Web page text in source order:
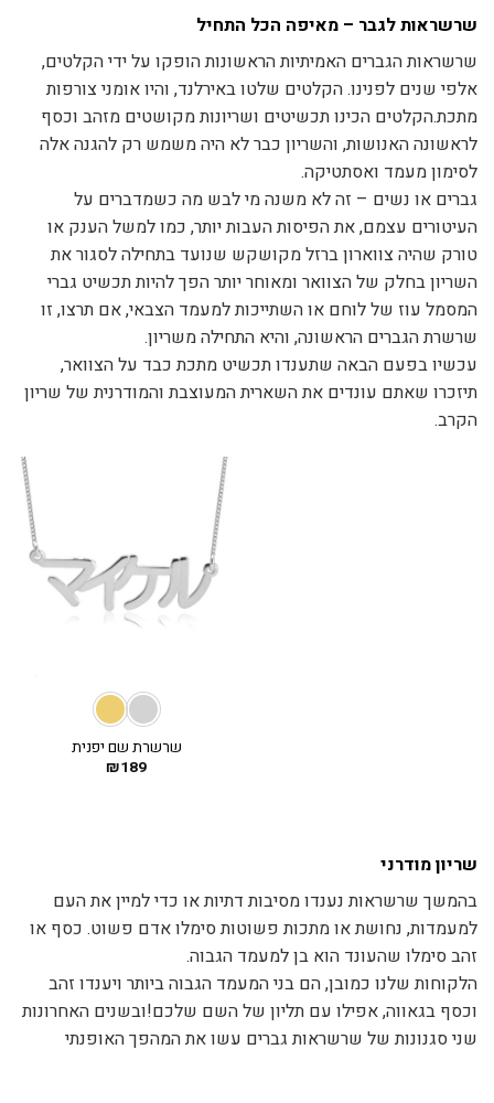
שרשראות לגבר – מאיפה הכל התחיל
שרשראות הגברים האמיתיות הראשונות הופקו על ידי הקלטים,
אלפי שנים לפנינו. הקלטים שלטו באירלנד, והיו אומני צורפות
מתכת.הקלטים הכינו תכשיטים ושריונות מקושטים מזהב וכסף
לראשונה האנושות, והשריון כבר לא היה משמש רק להגנה אלה
לסימון מעמד ואסתטיקה.
גברים או נשים – זה לא משנה מי לבש מה כשמדברים על
העיטורים עצמם, את הפיסות העבות יותר, כמו למשל הענק או
טורק שהיה צווארון ברזל מקושקש שנועד בתחילה לסגור את
השריון בחלק של הצוואר ומאוחר יותר הפך להיות תכשיט גברי
המסמל עוז של לוחם או השתייכות למעמד הצבאי, אם תרצו, זו
שרשרת הגברים הראשונה, והיא התחילה משריון.
עכשיו בפעם הבאה שתענדו תכשיט מתכת כבד על הצוואר,
תיזכרו שאתם עונדים את השארית המעוצבת והמודרנית של שריון
הקרב.
שרשרת שם יפנית
₪189
שריון מודרני
בהמשך שרשראות נענדו מסיבות דתיות או כדי למיין את העם
למעמדות, נחושת או מתכות פשוטות סימלו אדם פשוט. כסף או
זהב סימלו שהעונד הוא בן למעמד הגבוה.
הלקוחות שלנו כמובן, הם בני המעמד הגבוה ביותר ויענדו זהב
וכסף בגאווה, אפילו עם תליון של השם שלכם!ובשנים האחרונות
שני סגנונות של שרשראות גברים עשו את המהפך האופנתי